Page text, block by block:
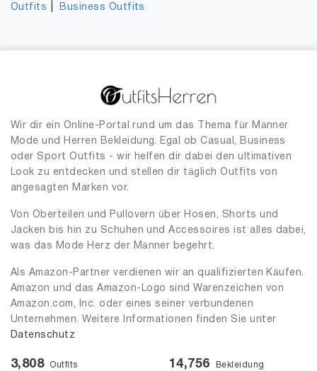
Outfits
Business Outfits
Wir dir ein Online-Portal rund um das Thema für Männer
Mode und Herren Bekleidung. Egal ob Casual, Business
oder Sport Outfits - wir helfen dir dabei den ultimativen
Look zu entdecken und stellen dir täglich Outfits von
angesagten Marken vor.
Von Oberteilen und Pullovern über Hosen, Shorts und
Jacken bis hin zu Schuhen und Accessoires ist alles dabei,
was das Mode Herz der Männer begehrt.
Als Amazon-Partner verdienen wir an qualifizierten Käufen.
Amazon und das Amazon-Logo sind Warenzeichen von
Amazon.com, Inc. oder eines seiner verbundenen
Unternehmen. Weitere Informationen finden Sie unter
Datenschutz
3,808 Outfits 14,756 Bekleidung